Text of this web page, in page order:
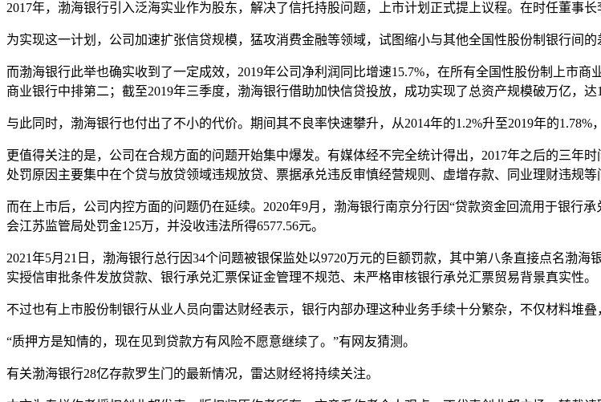
2017年，渤海银行引入泛海实业作为股东，解决了信托持股问题，上市计划正式提上议程。在时任董事
为实现这一计划，公司加速扩张信贷规模，猛攻消费金融等领域，试图缩小与其他全国性股份制银行间的
而渤海银行此举也确实收到了一定成效，2019年公司净利润同比增速15.7%，在所有全国性股份制上市
商业银行中排第二；截至2019年三季度，渤海银行借助加快信贷投放，成功实现了总资产规模破万亿，达
与此同时，渤海银行也付出了不小的代价。期间其不良率快速攀升，从2014年的1.2%升至2019年的1.78%
更值得关注的是，公司在合规方面的问题开始集中爆发。有媒体经不完全统计得出，2017年之后的三年
处罚原因主要集中在个贷与放贷领域违规放贷、票据承兑违反审慎经营规则、虚增存款、同业理财违规等
而在上市后，公司内控方面的问题仍在延续。2020年9月，渤海银行南京分行因“贷款资金回流用于银行
会江苏监管局处罚金125万，并没收违法所得6577.56元。
2021年5月21日，渤海银行总行因34个问题被银保监处以9720万元的巨额罚款，其中第八条直接点名渤
实授信审批条件发放贷款、银行承兑汇票保证金管理不规范、未严格审核银行承兑汇票贸易背景真实性。
不过也有上市股份制银行从业人员向雷达财经表示，银行内部办理这种业务手续十分繁杂，不仅材料堆
“质押方是知情的，现在见到贷款方有风险不愿意继续了。”有网友猜测。
有关渤海银行28亿存款罗生门的最新情况，雷达财经将持续关注。